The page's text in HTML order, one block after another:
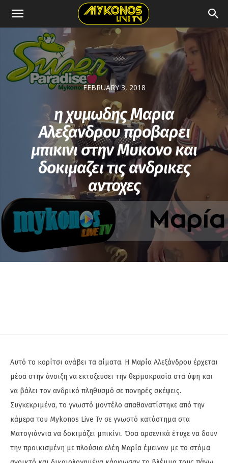
FEBRUARY 3, 2018
η χυμωδης Μαρια
Αλεξανδρου προβαρει
μπικινι στην Μυκονο και
δοκιμαζει τις ανδρικες
αντοχες
Αυτό το κορίτσι ανάβει τα αίματα. Η Μαρία Αλεξάνδρου έρχεται
μέσα στην άνοιξη να εκτοξεύσει την θερμοκρασία στα ύψη και
να βάλει τον ανδρικό πληθυσμό σε πονηρές σκέψεις.
Συγκεκριμένα, το γνωστό μοντέλο απαθανατίστηκε από την
κάμερα του Mykonos Live Tv σε γνωστό κατάστημα στα
Ματογιάννια να δοκιμάζει μπικίνι. Όσα αρσενικά έτυχε να δουν
την προικισμένη με πλούσια ελέη Μαρία έμειναν με το στόμα